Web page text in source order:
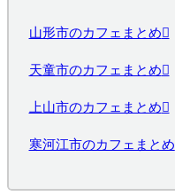
山形市のカフェまとめ
天童市のカフェまとめ
上山市のカフェまとめ
寒河江市のカフェまとめ